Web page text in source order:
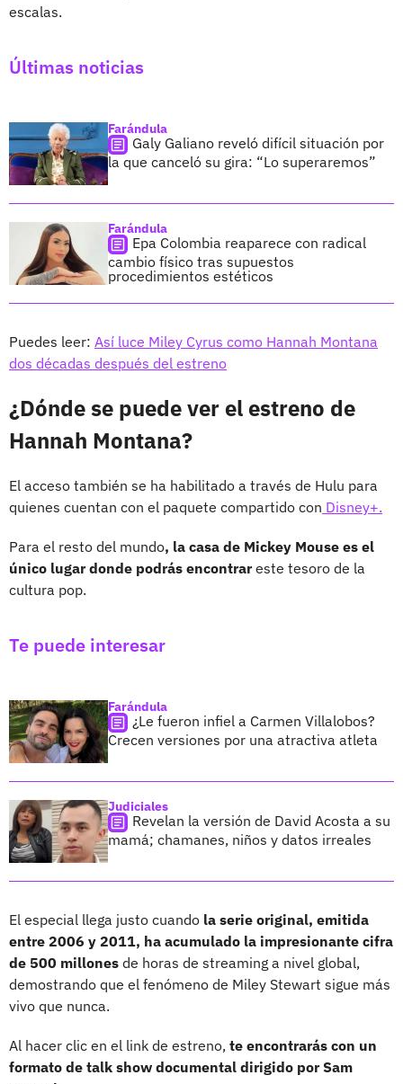
escalas.
Últimas noticias
Farándula
Galy Galiano reveló difícil situación por
la que canceló su gira: “Lo superaremos”
Farándula
Epa Colombia reaparece con radical
cambio físico tras supuestos
procedimientos estéticos
Puedes leer: Así luce Miley Cyrus como Hannah Montana
dos décadas después del estreno
¿Dónde se puede ver el estreno de
Hannah Montana?
El acceso también se ha habilitado a través de Hulu para
quienes cuentan con el paquete compartido con Disney+.
Para el resto del mundo, la casa de Mickey Mouse es el
único lugar donde podrás encontrareste tesoro de la
cultura pop.
Te puede interesar
Farándula
¿Le fueron infiel a Carmen Villalobos?
Crecen versiones por una atractiva atleta
Judiciales
Revelan la versión de David Acosta a su
mamá; chamanes, niños y datos irreales
El especial llega justo cuando la serie original, emitida
entre 2006 y 2011, ha acumulado la impresionante cifra
de 500 millones de horas de streaming a nivel global,
demostrando que el fenómeno de Miley Stewart sigue más
vivo que nunca.
Al hacer clic en el link de estreno, te encontrarás con un
formato de talk show documental dirigido por Sam